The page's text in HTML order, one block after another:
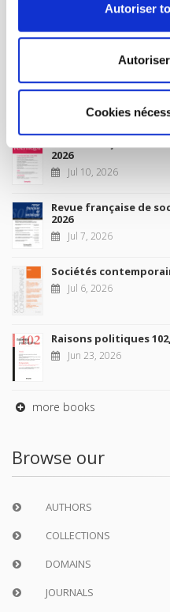
Autoriser
Cookies
La France et l'Union
Sep 4, 2026
New Releases
2026
Jul 10, 2026
Revue française de
2026
Jul 7, 2026
Sociétés
Jul 6, 2026
Raisons politiques
Jun 23, 2026
more books
Browse our
AUTHORS
COLLECTIONS
DOMAINS
JOURNALS